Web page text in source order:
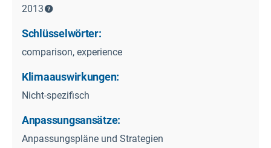
2013
Schlüsselwörter:
comparison, experience
Klimaauswirkungen:
Nicht-spezifisch
Anpassungsansätze:
Anpassungspläne und Strategien